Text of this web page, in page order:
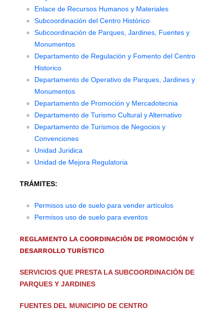
Enlace de Recursos Humanos y Materiales
Subcoordinación del Centro Histórico
Subcoordinación de Parques, Jardines, Fuentes y
Monumentos
Departamento de Regulación y Fomento del Centro
Historico
Departamento de Operativo de Parques, Jardines y
Monumentos
Departamento de Promoción y Mercadotecnia
Departamento de Turismo Cultural y Alternativo
Departamento de Turismos de Negocios y
Convenciones
Unidad Juridica
Unidad de Mejora Regulatoria
TRÁMITES:
Permisos uso de suelo para vender artículos
Permisos uso de suelo para eventos
REGLAMENTO LA COORDINACIÓN DE PROMOCIÓN Y
DESARROLLO TURÍSTICO.
SERVICIOS QUE PRESTA LA SUBCOORDINACIÓN DE
PARQUES Y JARDINES
FUENTES DEL MUNICIPIO DE CENTRO